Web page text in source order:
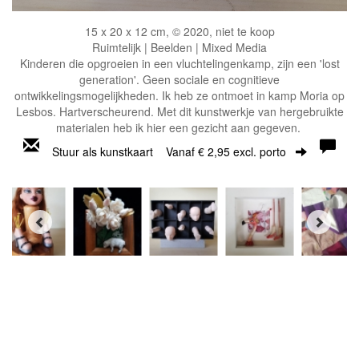
15 x 20 x 12 cm, © 2020, niet te koop
Ruimtelijk | Beelden | Mixed Media
Kinderen die opgroeien in een vluchtelingenkamp, zijn een 'lost
generation'. Geen sociale en cognitieve
ontwikkelingsmogelijkheden. Ik heb ze ontmoet in kamp Moria op
Lesbos. Hartverscheurend. Met dit kunstwerkje van hergebruikte
materialen heb ik hier een gezicht aan gegeven.
Stuur als kunstkaart Vanaf € 2,95 excl. porto